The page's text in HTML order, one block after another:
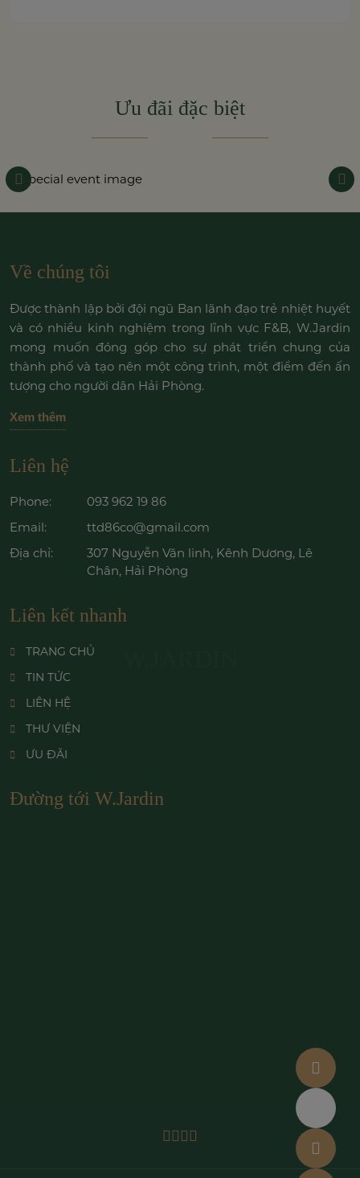
Ưu đãi đặc biệt
Về chúng tôi
Được thành lập bởi đội ngũ Ban lãnh đạo trẻ nhiệt huyết
và có nhiều kinh nghiệm trong lĩnh vực F&B, W.Jardin
mong muốn đóng góp cho sự phát triển chung của
thành phố và tạo nên một công trình, một điểm đến ấn
tượng cho người dân Hải Phòng.
Xem thêm
Liên hệ
Phone:
093 962 19 86
Email:
ttd86co@gmail.com
Địa chỉ:
307 Nguyễn Văn linh, Kênh Dương, Lê
Chân, Hải Phòng
Liên kết nhanh
TRANG CHỦ
TIN TỨC
LIÊN HỆ
THƯ VIỆN
ƯU ĐÃI
Đường tới W.Jardin